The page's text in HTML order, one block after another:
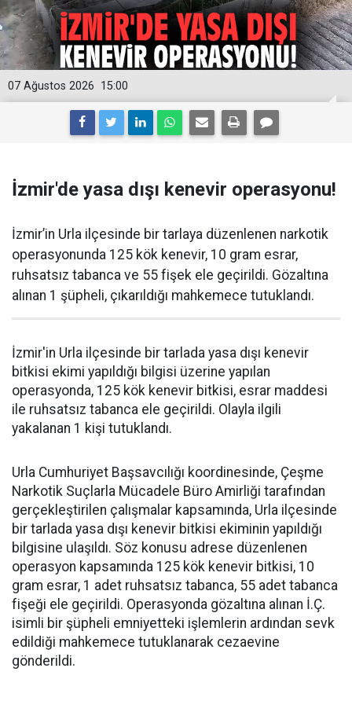
15:00
07 Ağustos 2026
İzmir'de yasa dışı kenevir operasyonu!
İzmir’in Urla ilçesinde bir tarlaya düzenlenen narkotik
operasyonunda 125 kök kenevir, 10 gram esrar,
ruhsatsız tabanca ve 55 fişek ele geçirildi. Gözaltına
alınan 1 şüpheli, çıkarıldığı mahkemece tutuklandı.
İzmir'in Urla ilçesinde bir tarlada yasa dışı kenevir
bitkisi ekimi yapıldığı bilgisi üzerine yapılan
operasyonda, 125 kök kenevir bitkisi, esrar maddesi
ile ruhsatsız tabanca ele geçirildi. Olayla ilgili
yakalanan 1 kişi tutuklandı.
Urla Cumhuriyet Başsavcılığı koordinesinde, Çeşme
Narkotik Suçlarla Mücadele Büro Amirliği tarafından
gerçekleştirilen çalışmalar kapsamında, Urla ilçesinde
bir tarlada yasa dışı kenevir bitkisi ekiminin yapıldığı
bilgisine ulaşıldı. Söz konusu adrese düzenlenen
operasyon kapsamında 125 kök kenevir bitkisi, 10
gram esrar, 1 adet ruhsatsız tabanca, 55 adet tabanca
fişeği ele geçirildi. Operasyonda gözaltına alınan İ.Ç.
isimli bir şüpheli emniyetteki işlemlerin ardından sevk
edildiği mahkemece tutuklanarak cezaevine
gönderildi.